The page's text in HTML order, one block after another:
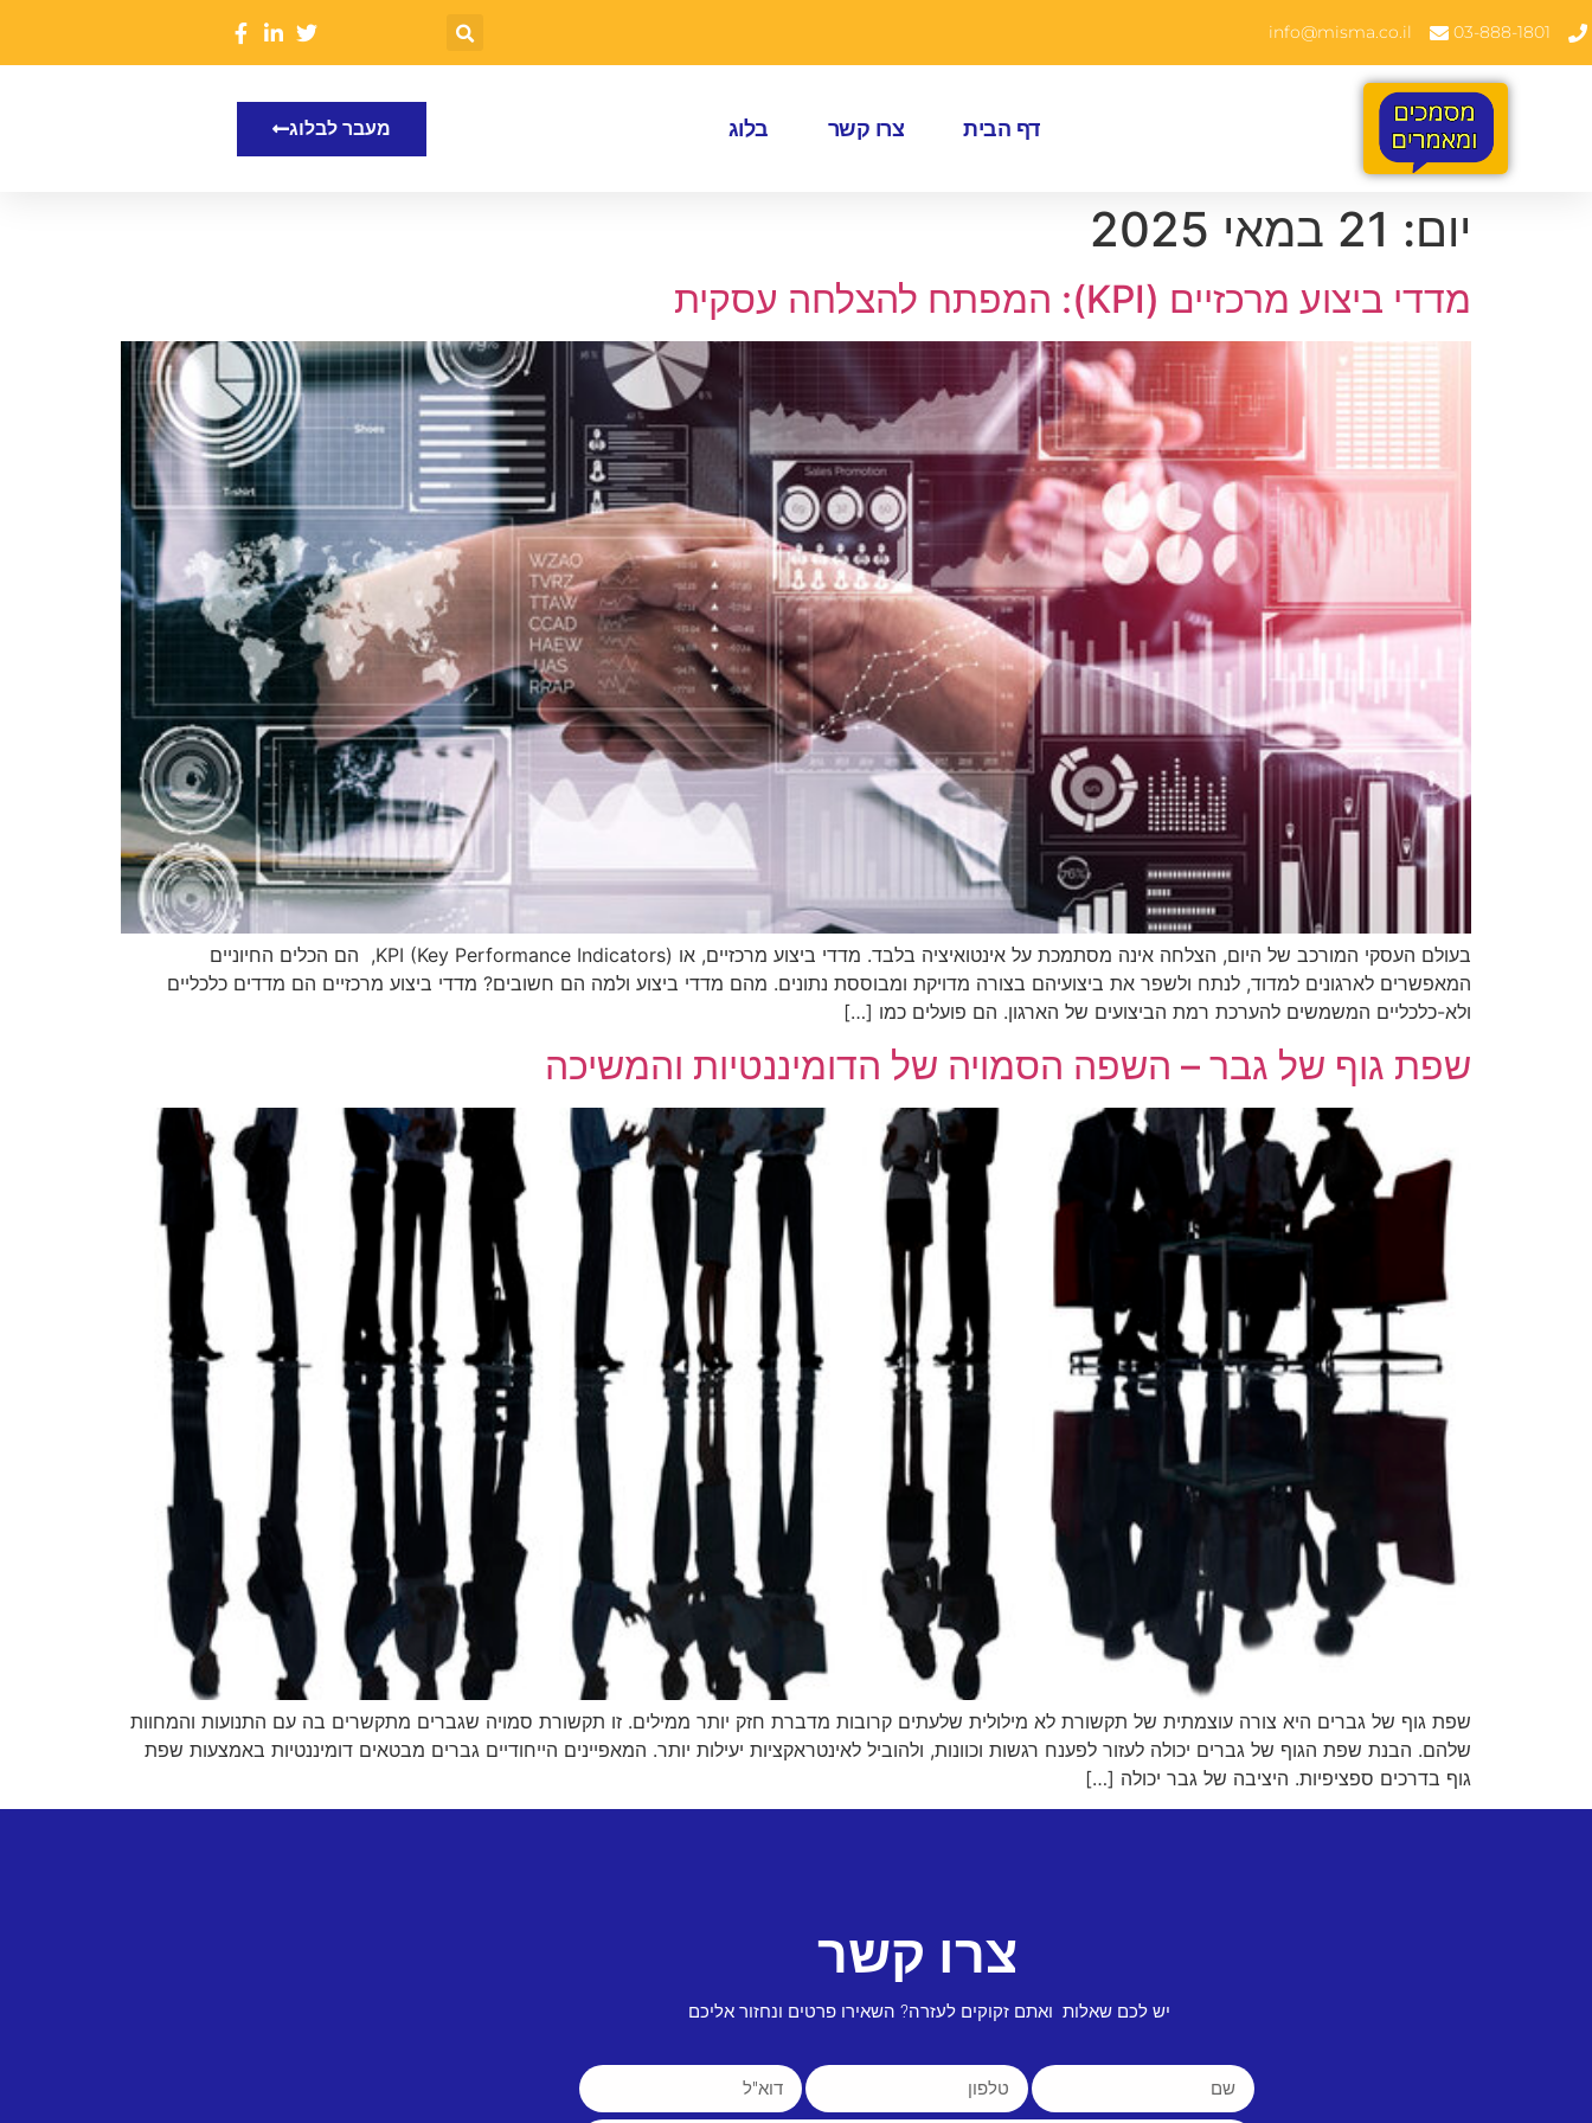
03-888-1801
info@misma.co.il
דף הבית צרו קשר בלוג מעבר לבלוג
יום: 21 במאי 2025
מדדי ביצוע מרכזיים (KPI): המפתח להצלחה עסקית
בעולם העסקי המורכב של היום, הצלחה אינה מסתמכת על אינטואיציה בלבד. מדדי ביצוע מרכזיים, או KPI (Key Performance Indicators), הם הכלים החיוניים
המאפשרים לארגונים למדוד, לנתח ולשפר את ביצועיהם בצורה מדויקת ומבוססת נתונים. מהם מדדי ביצוע ולמה הם חשובים? מדדי ביצוע מרכזיים הם מדדים כלכליים
ולא-כלכליים המשמשים להערכת רמת הביצועים של הארגון. הם פועלים כמו […]
שפת גוף של גבר – השפה הסמויה של הדומיננטיות והמשיכה
שפת גוף של גברים היא צורה עוצמתית של תקשורת לא מילולית שלעתים קרובות מדברת חזק יותר ממילים. זו תקשורת סמויה שגברים מתקשרים בה עם התנועות והמחוות
שלהם. הבנת שפת הגוף של גברים יכולה לעזור לפענח רגשות וכוונות, ולהוביל לאינטראקציות יעילות יותר. המאפיינים הייחודיים גברים מבטאים דומיננטיות באמצעות שפת
גוף בדרכים ספציפיות. היציבה של גבר יכולה […]
צרו קשר
יש לכם שאלות ואתם זקוקים לעזרה? השאירו פרטים ונחזור אליכם